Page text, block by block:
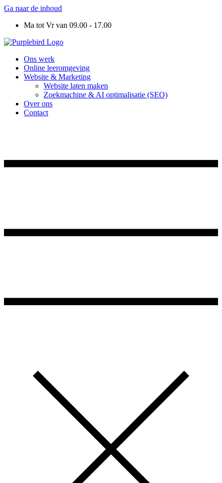
Ga naar de inhoud
Ma tot Vr van 09.00 - 17.00
Ons werk
Online leeromgeving
Website & Marketing
Website laten maken
Zoekmachine & AI optimalisatie (SEO)
Over ons
Contact